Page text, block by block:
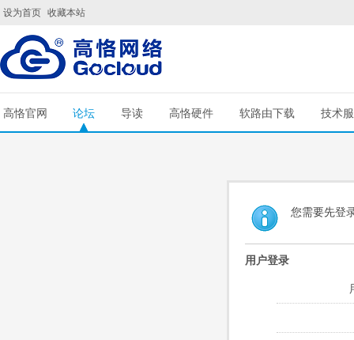
设为首页 收藏本站
高恪官网 论坛 导读 高恪硬件 软路由下载 技术
您需要先登
用户登录